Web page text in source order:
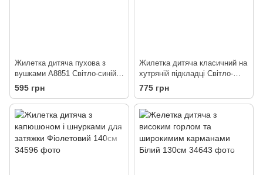
Жилетка дитяча пухова з
вушками А8851 Світло-синій
120см
595 грн
Жилетка дитяча класичний на
хутряній підкладці Світло-
жовтий 110см
775 грн